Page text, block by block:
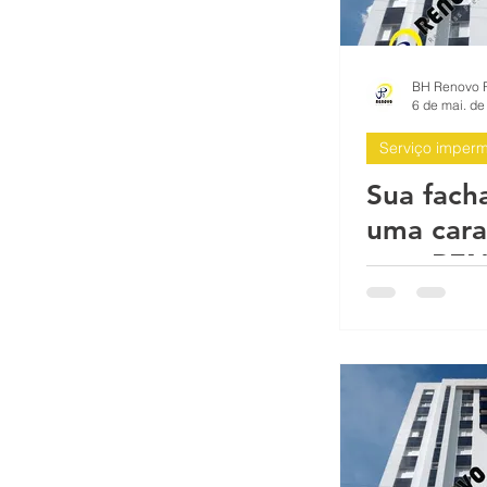
Serviços para condomínios prédios
Impermeabilização antes da
Impermeabilização Fachada Predial
BH Reformas Prediais BH
6 de mai.
Serviço
Sua
uma
com
Gerais,